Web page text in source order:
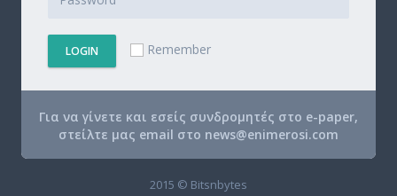
LOGIN Remember
Για να γίνετε και εσείς συνδρομητές στο e-paper,
στείλτε μας email στο news@enimerosi.com
2015 © Bitsnbytes